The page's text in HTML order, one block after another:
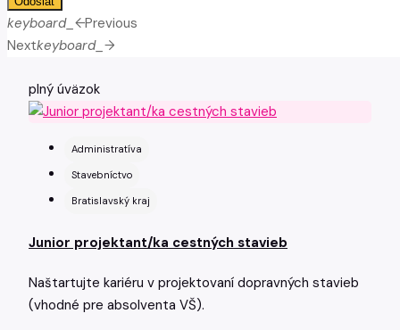
keyboard_arrow_leftPrevious
Nextkeyboard_arrow_right
plný úväzok
Administratíva
Stavebníctvo
Bratislavský kraj
Junior projektant/ka cestných stavieb
Naštartujte kariéru v projektovaní dopravných stavieb
(vhodné pre absolventa VŠ).